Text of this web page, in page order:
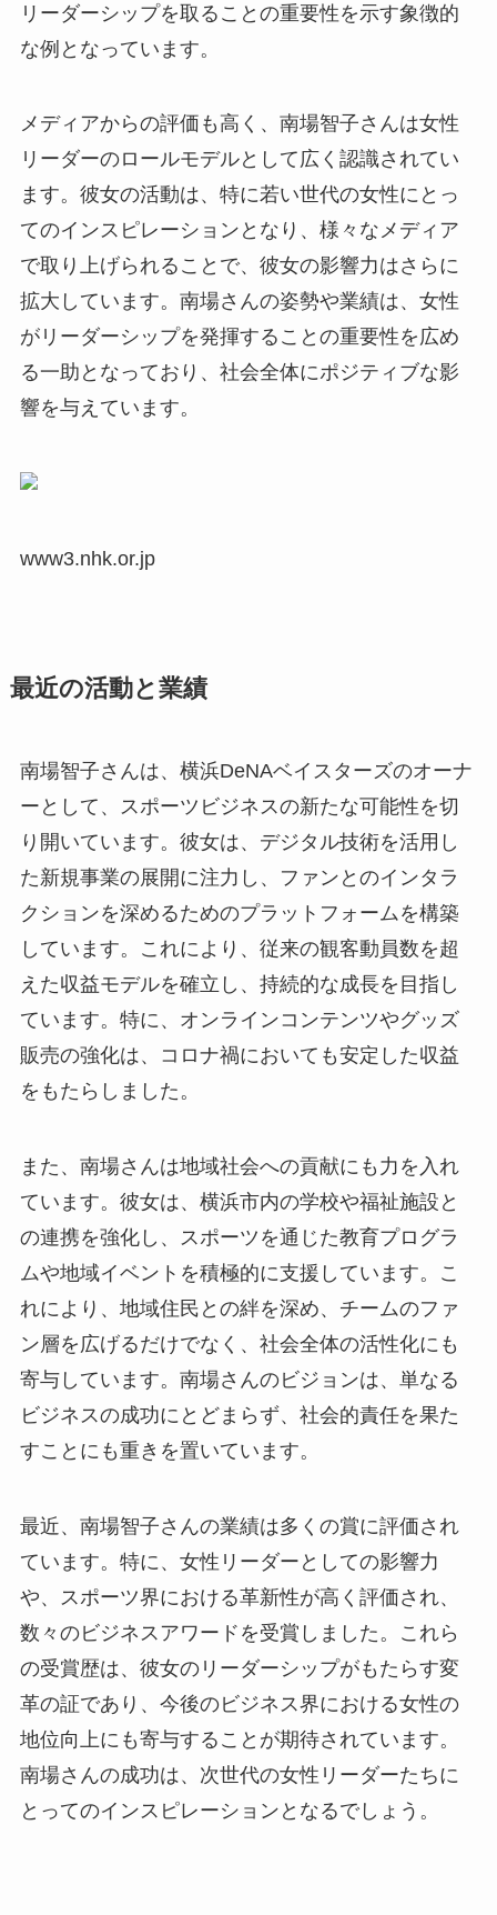
リーダーシップを取ることの重要性を示す象徴的
な例となっています。
メディアからの評価も高く、南場智子さんは女性
リーダーのロールモデルとして広く認識されてい
ます。彼女の活動は、特に若い世代の女性にとっ
てのインスピレーションとなり、様々なメディア
で取り上げられることで、彼女の影響力はさらに
拡大しています。南場さんの姿勢や業績は、女性
がリーダーシップを発揮することの重要性を広め
る一助となっており、社会全体にポジティブな影
響を与えています。
www3.nhk.or.jp
最近の活動と業績
南場智子さんは、横浜DeNAベイスターズのオーナ
ーとして、スポーツビジネスの新たな可能性を切
り開いています。彼女は、デジタル技術を活用し
た新規事業の展開に注力し、ファンとのインタラ
クションを深めるためのプラットフォームを構築
しています。これにより、従来の観客動員数を超
えた収益モデルを確立し、持続的な成長を目指し
ています。特に、オンラインコンテンツやグッズ
販売の強化は、コロナ禍においても安定した収益
をもたらしました。
また、南場さんは地域社会への貢献にも力を入れ
ています。彼女は、横浜市内の学校や福祉施設と
の連携を強化し、スポーツを通じた教育プログラ
ムや地域イベントを積極的に支援しています。こ
れにより、地域住民との絆を深め、チームのファ
ン層を広げるだけでなく、社会全体の活性化にも
寄与しています。南場さんのビジョンは、単なる
ビジネスの成功にとどまらず、社会的責任を果た
すことにも重きを置いています。
最近、南場智子さんの業績は多くの賞に評価され
ています。特に、女性リーダーとしての影響力
や、スポーツ界における革新性が高く評価され、
数々のビジネスアワードを受賞しました。これら
の受賞歴は、彼女のリーダーシップがもたらす変
革の証であり、今後のビジネス界における女性の
地位向上にも寄与することが期待されています。
南場さんの成功は、次世代の女性リーダーたちに
とってのインスピレーションとなるでしょう。